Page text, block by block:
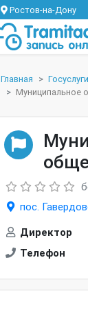
Ростов-на-Дону
Главная Госуслуги
Муниципальное
пос.
Директор
Телефон